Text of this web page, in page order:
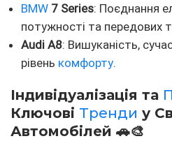
BMW 7 Series: Поєднання
потужності та передових
Audi A8: Вишуканість,
рівень комфорту.
Індивідуалізація та
Ключові Тренди у
Автомобілей 🚗🎨